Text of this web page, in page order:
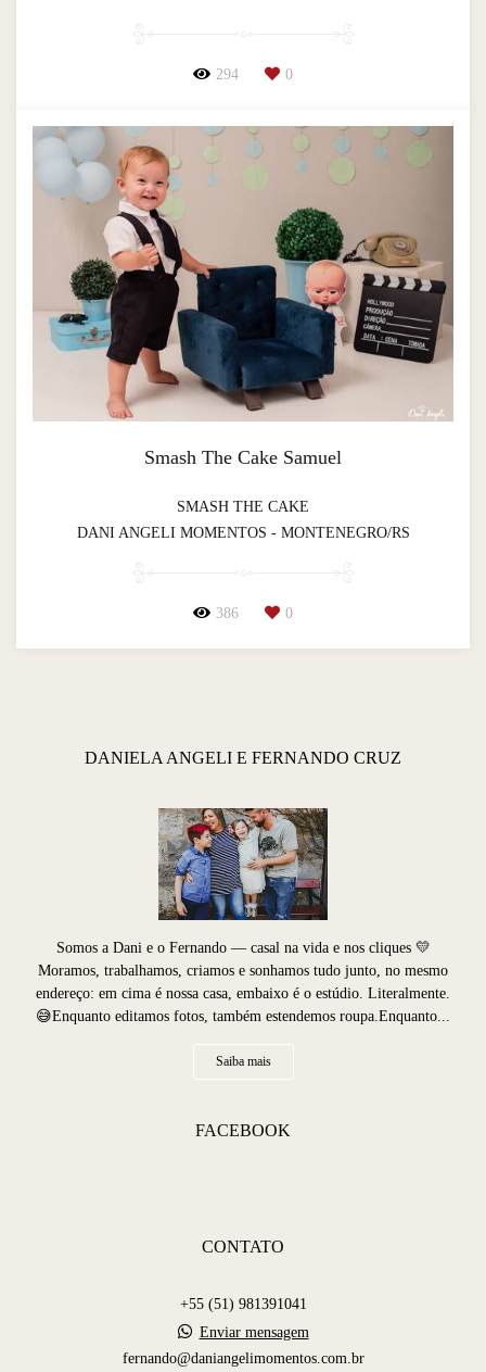
294 0
Smash The Cake Samuel
SMASH THE CAKE
DANI ANGELI MOMENTOS - MONTENEGRO/RS
386 0
DANIELA ANGELI E FERNANDO CRUZ
Somos a Dani e o Fernando — casal na vida e nos cliques 💛
Moramos, trabalhamos, criamos e sonhamos tudo junto, no mesmo
endereço: em cima é nossa casa, embaixo é o estúdio. Literalmente.
😅Enquanto editamos fotos, também estendemos roupa.Enquanto...
Saiba mais
FACEBOOK
CONTATO
+55 (51) 981391041
Enviar mensagem
fernando@daniangelimomentos.com.br